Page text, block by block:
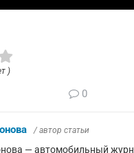
)
0
/ автор статьи
— автомобильный